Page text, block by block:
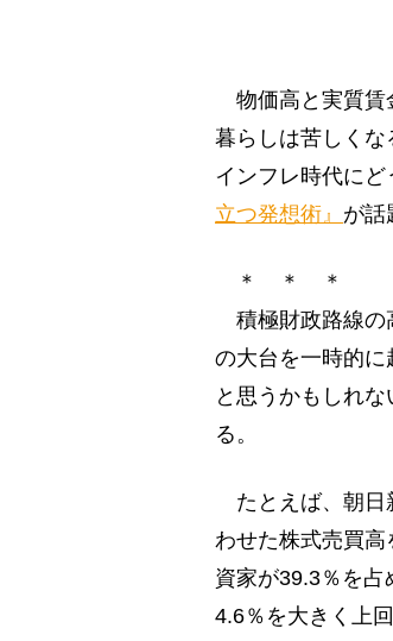
物価高と実質賃
暮らしは苦しくな
インフレ時代に
立つ発想術』 が話
＊ ＊ ＊
積極財政路線の
の大台を一時的
と思うかもしれ
る。
たとえば、朝日
わせた株式売買
資家が39.3％を
4.6％を大きく上